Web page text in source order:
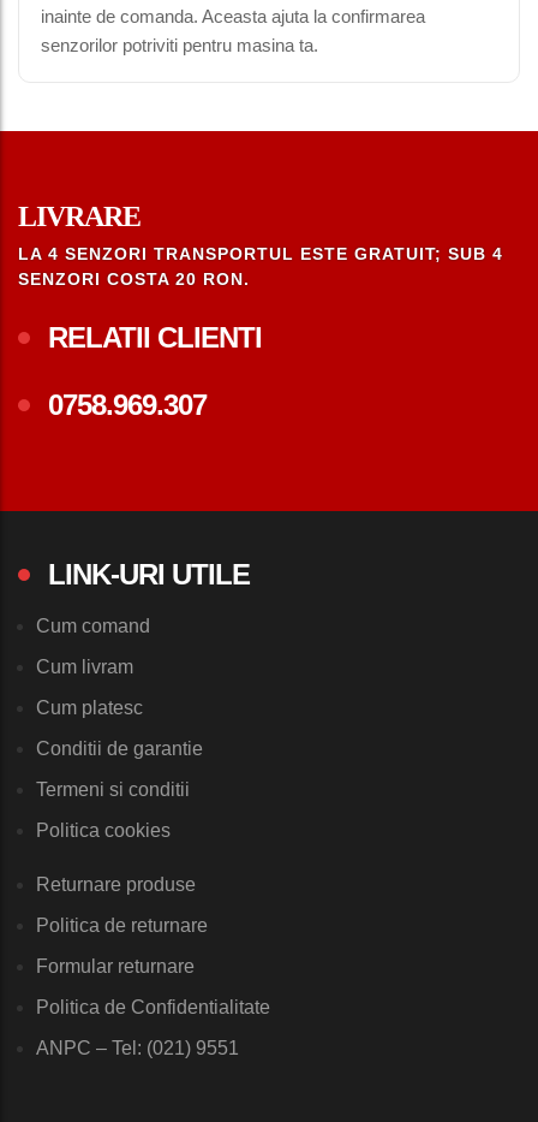
inainte de comanda. Aceasta ajuta la confirmarea
senzorilor potriviti pentru masina ta.
LIVRARE
LA 4 SENZORI TRANSPORTUL ESTE GRATUIT; SUB 4
SENZORI COSTA 20 RON.
RELATII CLIENTI
0758.969.307
LINK-URI UTILE
Cum comand
Cum livram
Cum platesc
Conditii de garantie
Termeni si conditii
Politica cookies
Returnare produse
Politica de returnare
Formular returnare
Politica de Confidentialitate
ANPC – Tel: (021) 9551